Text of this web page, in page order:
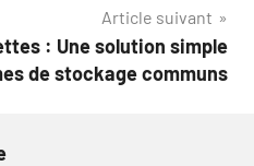
Article suivant
: Une solution simple
de stockage communs